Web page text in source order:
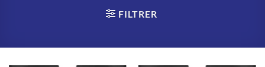
FILTRER